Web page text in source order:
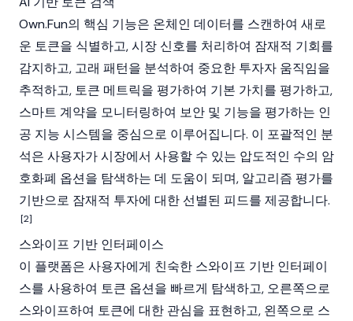
Own.Fun의 핵심 기능은 온체인 데이터를 스캔하여 새로
운 토큰을 식별하고, 시장 신호를 처리하여 잠재적 기회를
감지하고, 고래 패턴을 분석하여 중요한 투자자 움직임을
추적하고, 토큰 메트릭을 평가하여 기본 가치를 평가하고,
스마트 계약을 모니터링하여 보안 및 기능을 평가하는 인
공 지능 시스템을 중심으로 이루어집니다. 이 포괄적인 분
석은 사용자가 시장에서 사용할 수 있는 압도적인 수의 암
호화폐 옵션을 탐색하는 데 도움이 되며, 알고리즘 평가를
기반으로 잠재적 투자에 대한 선별된 피드를 제공합니다.
[2]
스와이프 기반 인터페이스
이 플랫폼은 사용자에게 친숙한 스와이프 기반 인터페이
스를 사용하여 토큰 옵션을 빠르게 탐색하고, 오른쪽으로
스와이프하여 토큰에 대한 관심을 표현하고, 왼쪽으로 스